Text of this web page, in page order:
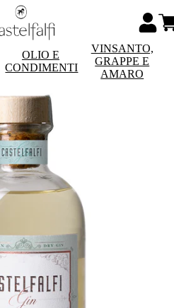
OLIO E
CONDIMENTI
VINSANTO,
GRAPPE E
AMARO